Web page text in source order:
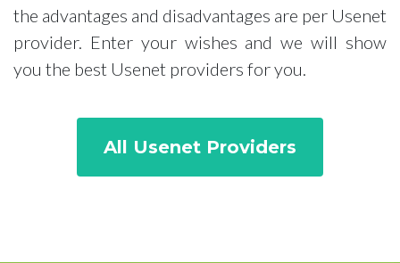
the advantages and disadvantages are per Usenet
provider. Enter your wishes and we will show
you the best Usenet providers for you.
All Usenet Providers